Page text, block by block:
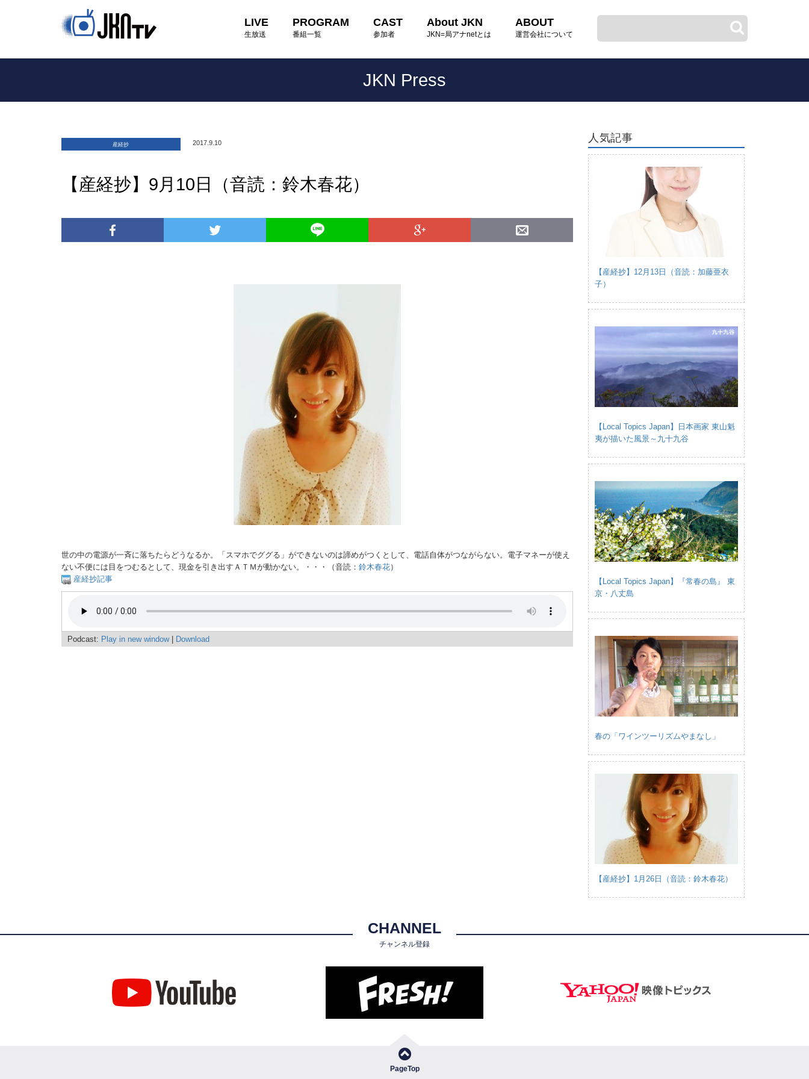
LIVE
生放送
PROGRAM
番組一覧
CAST
参加者
About JKN
JKN=局アナnetとは
ABOUT
運営会社について
JKN Press
産経抄 2017.9.10
【産経抄】9月10日（音読：鈴木春花）
世の中の電源が一斉に落ちたらどうなるか。「スマホでググる」ができないのは諦めがつくとして、電話自体がつながらない。電子マネーが使え
ない不便には目をつむるとして、現金を引き出すＡＴＭが動かない。・・・（音読： 鈴木春花）
産経抄記事
Podcast: Play in new window| Download
人気記事
【産経抄】12月13日（音読：加藤亜衣
子）
【Local Topics Japan】日本画家 東山魁
夷が描いた風景～九十九谷
【Local Topics Japan】『常春の島』 東
京・八丈島
春の「ワインツーリズムやまなし」
【産経抄】1月26日（音読：鈴木春花）
CHANNEL
チャンネル登録
PageTop